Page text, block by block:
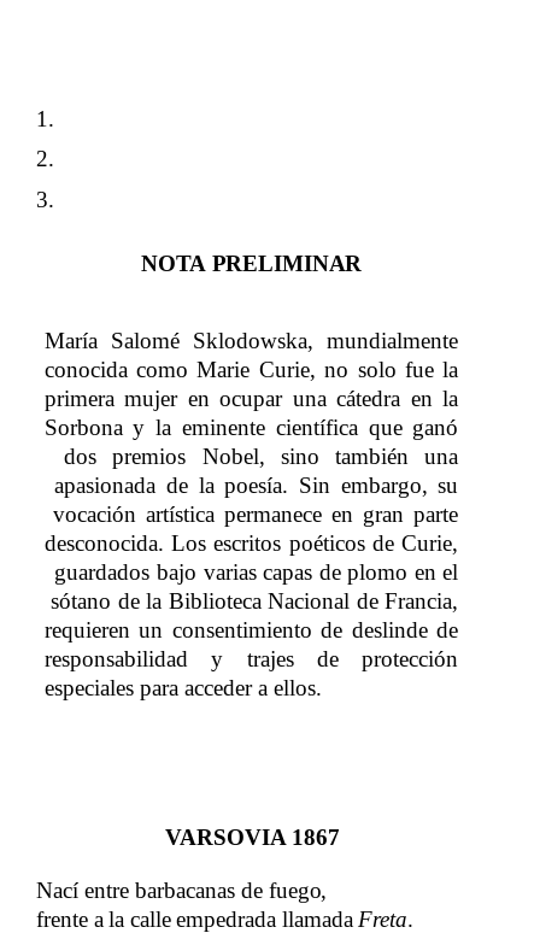
NOTA PRELIMINAR
María Salomé Sklodowska, mundialmente
conocida como Marie Curie, no solo fue la
primera mujer en ocupar una cátedra en la
Sorbona y la eminente científica que ganó
dos premios
Nobel, sino ​​también ​​una
apasionada ​​de la​​poesía. Sin embargo, ​​su
vocación artística permanece en gran parte
desconocida. Los escritos poéticos de Curie,
guardados bajo varias​​capas de​​plomo en ​​el
sótano de​​la Biblioteca​​Nacional de​​Francia,
requieren un consentimiento de deslinde de
responsabilidad y trajes de protección
especiales para acceder a ellos.
VARSOVIA 1867
Nací entre barbacanas de​​ fuego,
frente a​​la calle​​empedrada llamada​​ Freta.​​